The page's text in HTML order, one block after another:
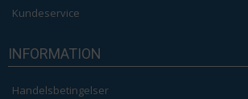
Kundeservice
INFORMATION
Handelsbetingelser